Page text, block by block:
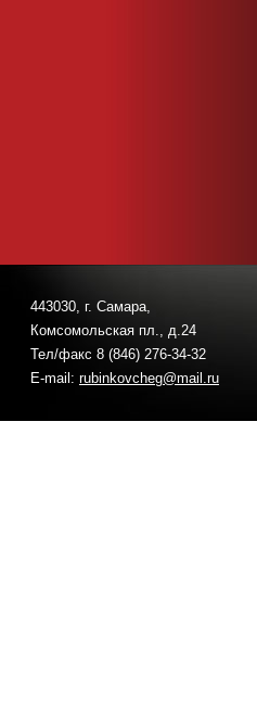
443030, г. Самара,
Комсомольская пл., д.24
Тел/факс 8 (846) 276-34-32
E-mail: rubinkovcheg@mail.ru